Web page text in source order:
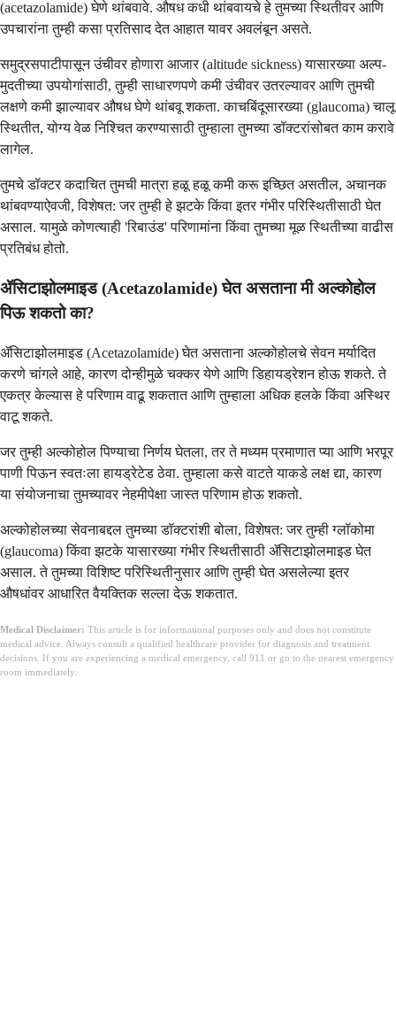
(acetazolamide) घेणे थांबवावे. औषध कधी थांबवायचे हे तुमच्या स्थितीवर आणि
उपचारांना तुम्ही कसा प्रतिसाद देत आहात यावर अवलंबून असते.
समुद्रसपाटीपासून उंचीवर होणारा आजार (altitude sickness) यासारख्या अल्प-
मुदतीच्या उपयोगांसाठी, तुम्ही साधारणपणे कमी उंचीवर उतरल्यावर आणि तुमची
लक्षणे कमी झाल्यावर औषध घेणे थांबवू शकता. काचबिंदूसारख्या (glaucoma) चालू
स्थितीत, योग्य वेळ निश्चित करण्यासाठी तुम्हाला तुमच्या डॉक्टरांसोबत काम करावे
लागेल.
तुमचे डॉक्टर कदाचित तुमची मात्रा हळू हळू कमी करू इच्छित असतील, अचानक
थांबवण्याऐवजी, विशेषत: जर तुम्ही हे झटके किंवा इतर गंभीर परिस्थितीसाठी घेत
असाल. यामुळे कोणत्याही 'रिबाउंड' परिणामांना किंवा तुमच्या मूळ स्थितीच्या वाढीस
प्रतिबंध होतो.
ॲसिटाझोलमाइड (Acetazolamide) घेत असताना मी अल्कोहोल
पिऊ शकतो का?
ॲसिटाझोलमाइड (Acetazolamide) घेत असताना अल्कोहोलचे सेवन मर्यादित
करणे चांगले आहे, कारण दोन्हीमुळे चक्कर येणे आणि डिहायड्रेशन होऊ शकते. ते
एकत्र केल्यास हे परिणाम वाढू शकतात आणि तुम्हाला अधिक हलके किंवा अस्थिर
वाटू शकते.
जर तुम्ही अल्कोहोल पिण्याचा निर्णय घेतला, तर ते मध्यम प्रमाणात प्या आणि भरपूर
पाणी पिऊन स्वतःला हायड्रेटेड ठेवा. तुम्हाला कसे वाटते याकडे लक्ष द्या, कारण
या संयोजनाचा तुमच्यावर नेहमीपेक्षा जास्त परिणाम होऊ शकतो.
अल्कोहोलच्या सेवनाबद्दल तुमच्या डॉक्टरांशी बोला, विशेषत: जर तुम्ही ग्लॉकोमा
(glaucoma) किंवा झटके यासारख्या गंभीर स्थितीसाठी ॲसिटाझोलमाइड घेत
असाल. ते तुमच्या विशिष्ट परिस्थितीनुसार आणि तुम्ही घेत असलेल्या इतर
औषधांवर आधारित वैयक्तिक सल्ला देऊ शकतात.
Medical Disclaimer: This article is for informational purposes only and does not constitute
medical advice. Always consult a qualified healthcare provider for diagnosis and treatment
decisions. If you are experiencing a medical emergency, call 911 or go to the nearest emergency
room immediately.